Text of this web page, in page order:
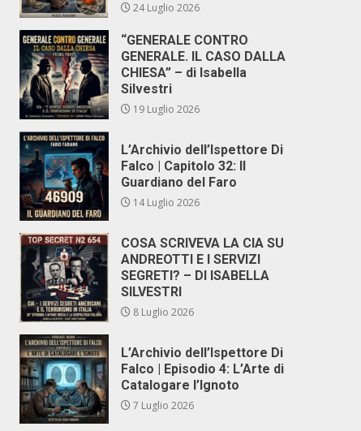
24 Luglio 2026
“GENERALE CONTRO
GENERALE. IL CASO DALLA
CHIESA” – di Isabella
Silvestri
19 Luglio 2026
L’Archivio dell’Ispettore Di
Falco | Capitolo 32: Il
Guardiano del Faro
14 Luglio 2026
COSA SCRIVEVA LA CIA SU
ANDREOTTI E I SERVIZI
SEGRETI? – DI ISABELLA
SILVESTRI
8 Luglio 2026
L’Archivio dell’Ispettore Di
Falco | Episodio 4: L’Arte di
Catalogare l’Ignoto
7 Luglio 2026